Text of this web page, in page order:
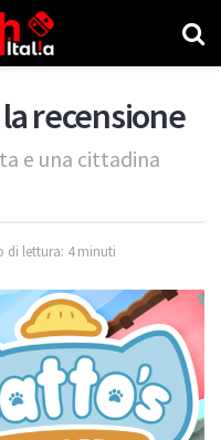
recensione
e una cittadina
di lettura: 4 minuti